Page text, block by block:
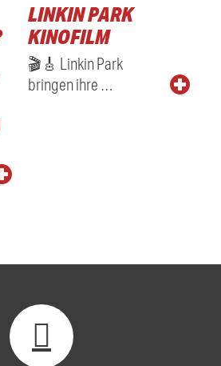
LINKIN PARK
KINOFILM
🎬🎸 Linkin Park
bringen ihre …